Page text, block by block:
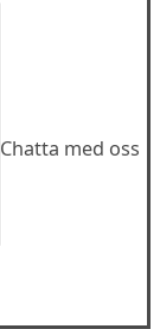
Chatta med oss